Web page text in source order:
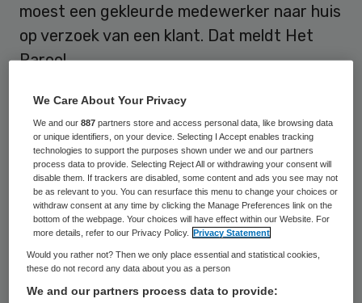
moest een gekleurde medewerker naar huis
op verzoek van een klant. Dat meldt Het
Parool.
Met ‘kleurtje’ niet naar klant
De 18-jarige Efraim begon vorige week
maandag aan zijn vakantiebaan als
thuiszorgmedewerker bijCordaan. Toen hij
de volgende ochtend op weg was naar zijn
volgende adres werd hij gebeld door
Cordaan dat zijn cliënt liever geen man over
de vloer had. ”Daar kon ik me nog wel in
We Care About Your Privacy
We and our887 partners store and access personal data, like browsing data
or unique identifiers, on your device. Selecting I Accept enables tracking
technologies to support the purposes shown under we and our partners
process data to provide. Selecting Reject All or withdrawing your consent will
disable them. If trackers are disabled, some content and ads you see may not
be as relevant to you. You can resurface this menu to change your choices or
withdraw consent at any time by clicking the Manage Preferences link on the
bottom of the webpage. Your choices will have effect within our Website. For
more details, refer to our Privacy Policy.
Privacy Statement
Would you rather not? Then we only place essential and statistical cookies,
these do not record any data about you as a person
We and our partners process data to provide: